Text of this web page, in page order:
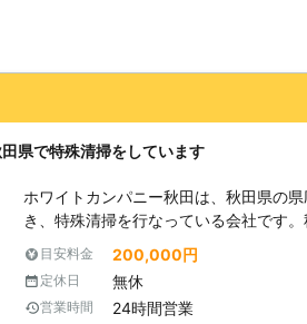
県で特殊清掃をしています
ホワイトカンパニー秋田は、秋田県の
き、特殊清掃を行なっている会社です
っている秋田市内はもちろん、秋田県
ができます。また年中無休・24時間営
要になった場合でも安心です。 【特殊清掃をしないとどうなるか】 孤独死
や突然死などが起こった場合、片付け
目安料金 200,000円
定休日 無休
営業時間 24時間営業